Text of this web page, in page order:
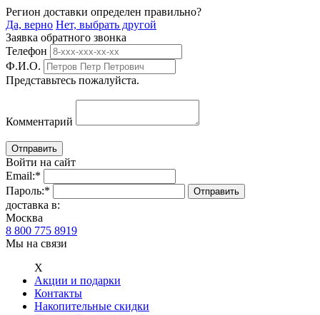
Регион доставки определен правильно?
Да, верно Нет, выбрать другой
Заявка обратного звонка
Телефон
Ф.И.О.
Представьтесь пожалуйста.
Комментарий
Войти на сайт
Email:*
Пароль:*
доставка в:
Москва
8 800 775 8919
Мы на связи
Х
Акции и подарки
Контакты
Накопительные скидки